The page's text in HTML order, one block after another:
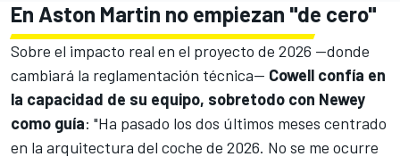
En Aston Martin no empiezan "de cero"
Sobre el impacto real en el proyecto de 2026 —donde
cambiará la reglamentación técnica— Cowell confía en
la capacidad de su equipo, sobretodo con Newey
como guía: "Ha pasado los dos últimos meses centrado
en la arquitectura del coche de 2026. No se me ocurre